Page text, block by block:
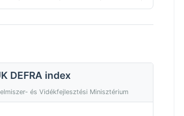
DEFRA index
és Vidékfejlesztési Minisztérium